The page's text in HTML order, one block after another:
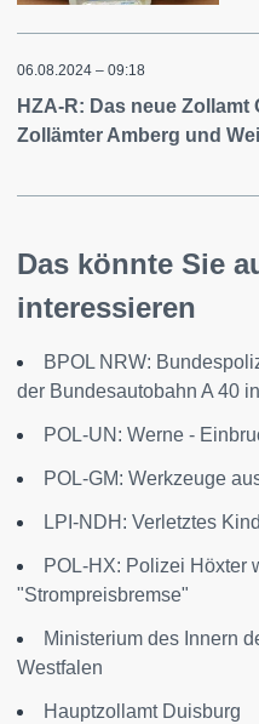
06.08.2024 – 09:18
HZA-R: Das neue
Zollämter Amberg und
Das könnte Sie
interessieren
BPOL NRW:
der Bundesautobahn A 40
POL-UN: Werne -
POL-GM: Werkzeuge
LPI-NDH: Verletztes
POL-HX: Polizei Höxter
"Strompreisbremse"
Ministerium des Innern
Westfalen
Hauptzollamt Duisburg